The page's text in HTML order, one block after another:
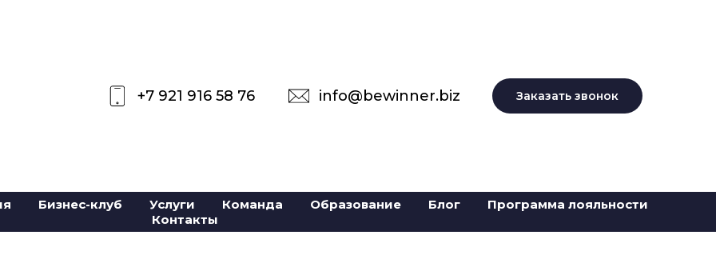
+7 921 916 58 76 info@bewinner.biz Заказать звонок
Бизнес-клуб Услуги Команда Образование Блог
Программа лояльности
Контакты